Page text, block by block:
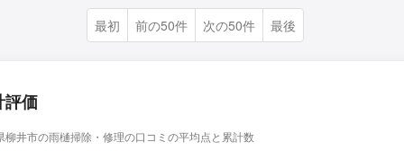
最初 前の50件 次の50件 最後
評価
柳井市の雨樋掃除・修理の口コミの平均点と累計数